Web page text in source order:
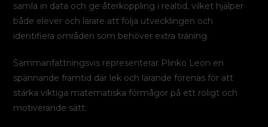
samla in data och ge återkoppling i realtid, vilket hjälper
både elever och lärare att följa utvecklingen och
identifiera områden som behöver extra träning.
Sammanfattningsvis representerar Plinko Leon en
spännande framtid där lek och lärande förenas för att
stärka viktiga matematiska förmågor på ett roligt och
motiverande sätt.